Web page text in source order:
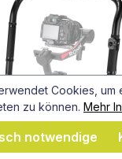
Cookies, um
zu können. Mehr
notwendige